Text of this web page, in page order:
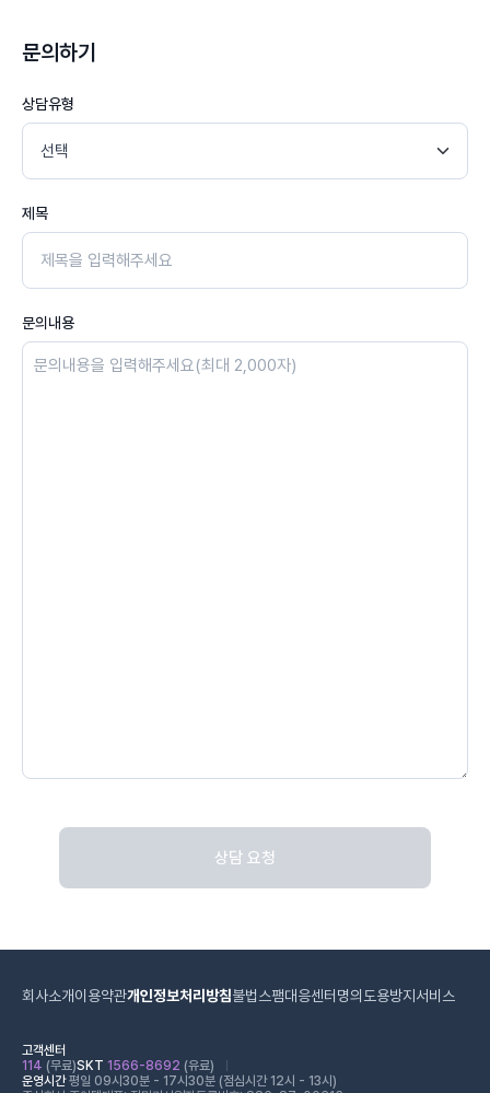
문의하기
상담유형
제목
문의내용
상담 요청
회사소개이용약관개인정보처리방침불법스팸대응센터 명의도용방지서비스
고객센터
114 (무료)SKT 1566-8692 (유료)
운영시간평일 09시30분 - 17시30분 (점심시간 12시 - 13시)